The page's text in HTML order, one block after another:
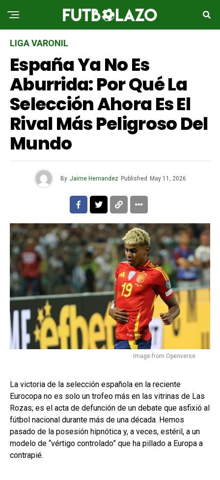
LIGA VARONIL
España Ya No Es
Aburrida: Por Qué La
Selección Ahora Es El
Rival Más Peligroso Del
Mundo
By Jaime Hernandez Published May 11, 2026
Image from Openverse
La victoria de la selección española en la reciente
Eurocopa no es solo un trofeo más en las vitrinas de Las
Rozas; es el acta de defunción de un debate que asfixió al
fútbol nacional durante más de una década. Hemos
pasado de la posesión hipnótica y, a veces, estéril, a un
modelo de “vértigo controlado” que ha pillado a Europa a
contrapié.